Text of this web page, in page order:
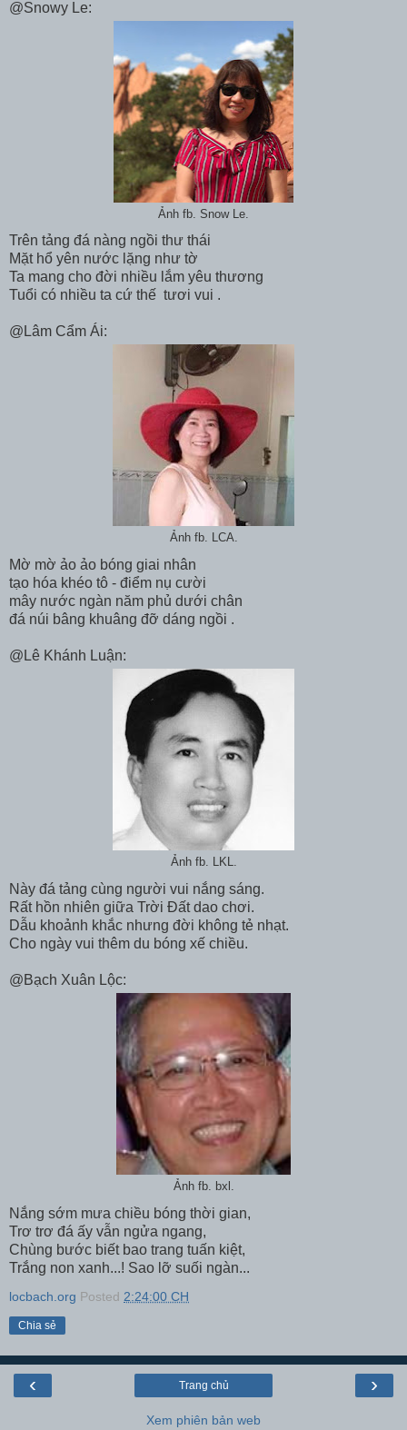
@Snowy Le:
Ảnh fb. Snow Le.
Trên tảng đá nàng ngồi thư thái
Mặt hổ yên nước lặng như tờ
Ta mang cho đời nhiều lắm yêu thương
Tuổi có nhiều ta cứ thế tươi vui .
@Lâm Cẩm Ái:
Ảnh fb. LCA.
Mờ mờ ảo ảo bóng giai nhân
tạo hóa khéo tô - điểm nụ cười
mây nước ngàn năm phủ dưới chân
đá núi bâng khuâng đỡ dáng ngồi .
@Lê Khánh Luận:
Ảnh fb. LKL.
Này đá tảng cùng người vui nắng sáng.
Rất hồn nhiên giữa Trời Đất dao chơi.
Dẫu khoảnh khắc nhưng đời không tẻ nhạt.
Cho ngày vui thêm du bóng xế chiều.
@Bạch Xuân Lộc:
Ảnh fb. bxl.
Nắng sớm mưa chiều bóng thời gian,
Trơ trơ đá ấy vẫn ngửa ngang,
Chùng bước biết bao trang tuấn kiệt,
Trắng non xanh...! Sao lỡ suối ngàn...
locbach.org Posted 2:24:00 CH
Chia sẻ
‹ ›
Trang chủ
Xem phiên bản web